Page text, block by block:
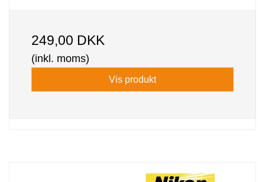
249,00 DKK
(inkl. moms)
Vis produkt